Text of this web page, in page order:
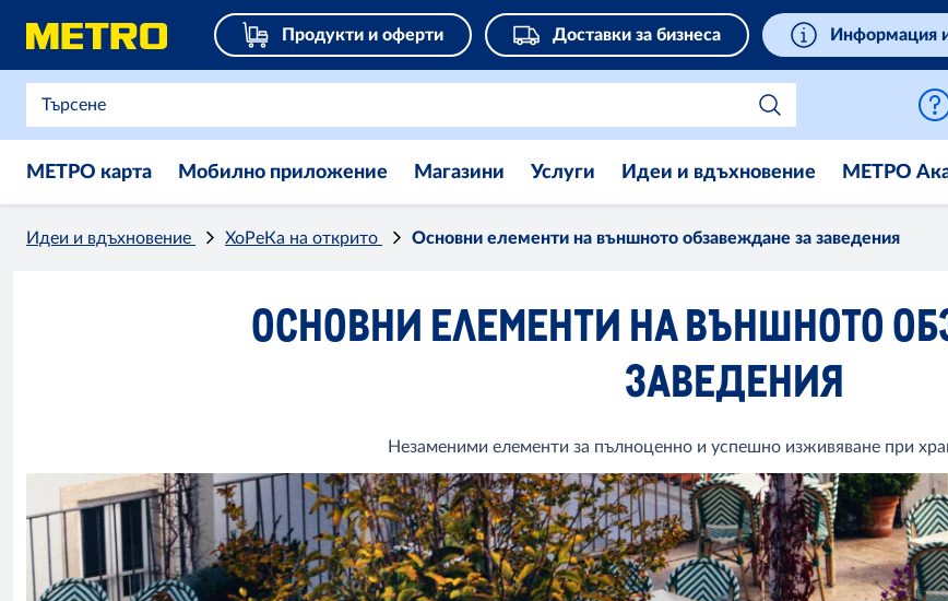
Продукти и оферти Доставки за бизнеса Информация
МЕТРО карта Мобилно приложение Магазини Услуги Идеи и вдъхновение МЕТРО
Идеи и вдъхновение ХоРеКа на открито Основни елементи на външното обзавеждане за заведения
ОСНОВНИ ЕЛЕМЕНТИ НА ВЪНШНОТО
ЗАВЕДЕНИЯ
Незаменими елементи за пълноценно и успешно изживяване при